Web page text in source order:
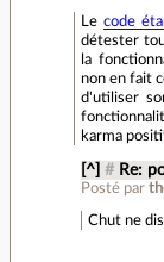
Le code
détester
la
non en fait
d'utiliser
karma
[^] # Re:
Posté par
Chut ne